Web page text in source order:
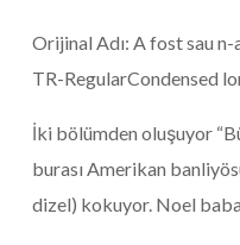
Orijinal Adı: A fost sau
TR-RegularCondensed
İki bölümden oluşuyor
burası Amerikan
dizel) kokuyor. Noel